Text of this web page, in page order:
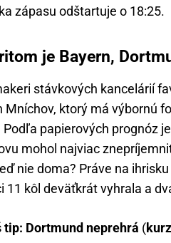
zápasu odštartuje o 18:25.
je Bayern,
stávkových kancelárií
Mníchov, ktorý má výbornú
Podľa papierových prognóz
mohol najviac
nie doma? Práve na
11 kôl deväťkrát vyhrala a
tip: Dortmund neprehrá (kurz